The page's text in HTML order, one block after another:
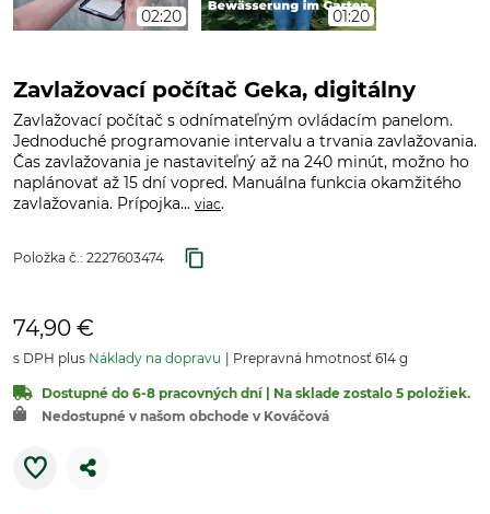
02:20 01:20
Zavlažovací počítač Geka, digitálny
Zavlažovací počítač s odnímateľným ovládacím panelom.
Jednoduché programovanie intervalu a trvania zavlažovania.
Čas zavlažovania je nastaviteľný až na 240 minút, možno ho
naplánovať až 15 dní vopred. Manuálna funkcia okamžitého
zavlažovania. Prípojka... viac.
Položka č.: 2227603474
74,90 €
s DPH plus Náklady na dopravu Prepravná hmotnosť 614 g
Dostupné do 6-8 pracovných dní | Na sklade zostalo 5 položiek.
Nedostupné v našom obchode v Kováčová